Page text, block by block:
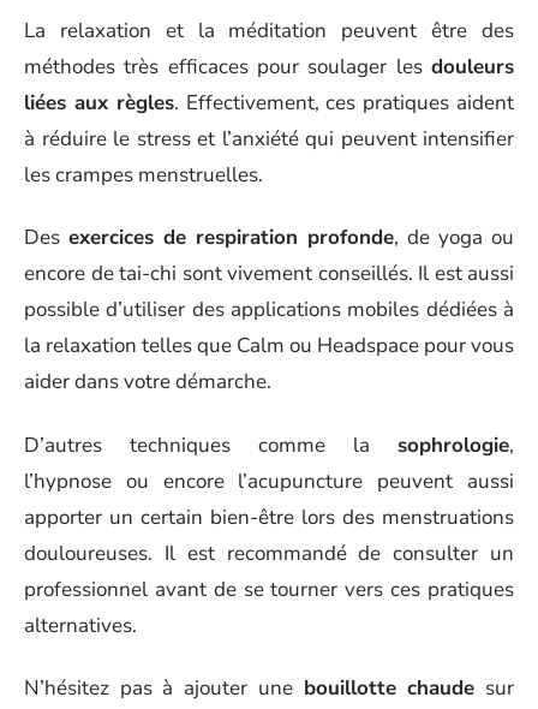
La relaxation et la méditation peuvent être des
méthodes très efficaces pour soulager les douleurs
liées aux règles. Effectivement, ces pratiques aident
à réduire le stress et l’anxiété qui peuvent intensifier
les crampes menstruelles.
Des exercices de respiration profonde, de yoga ou
encore de tai-chi sont vivement conseillés. Il est aussi
possible d’utiliser des applications mobiles dédiées à
la relaxation telles que Calm ou Headspace pour vous
aider dans votre démarche.
D’autres techniques comme la sophrologie,
l’hypnose ou encore l’acupuncture peuvent aussi
apporter un certain bien-être lors des menstruations
douloureuses. Il est recommandé de consulter un
professionnel avant de se tourner vers ces pratiques
alternatives.
N’hésitez pas à ajouter une bouillotte chaude sur